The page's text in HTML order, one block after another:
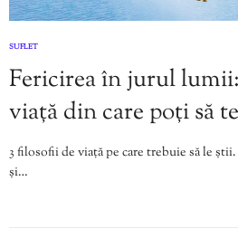
SUFLET
Fericirea în jurul
viață din care poți să
3 filosofii de viață pe care trebuie să le
și…